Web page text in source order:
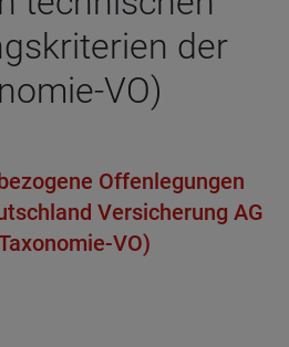
der
VO)
Offen­le­gun­gen
Ver­si­che­rung AG
VO)